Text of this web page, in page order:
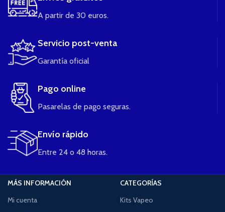
A partir de 30 euros.
Servicio post-venta
Garantía oficial
Pago online
Pasarelas de pago seguras.
Envío rápido
Entre 24 o 48 horas.
MÁS INFORMACIÓN
Mi cuenta
CATEGORÍAS
Kits Vapeo